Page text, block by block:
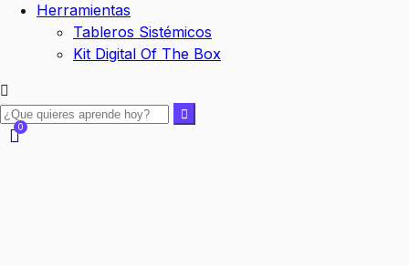
Herramientas
Tableros Sistémicos
Kit Digital Of The Box
0